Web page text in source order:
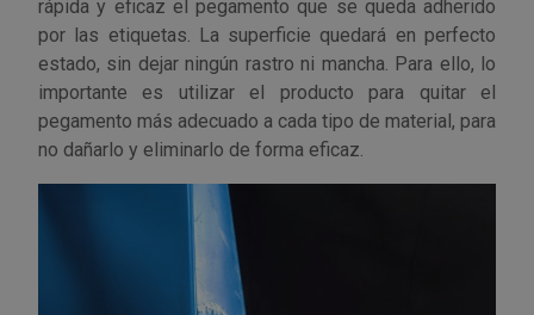
rápida y eficaz el pegamento que se queda adherido
por las etiquetas. La superficie quedará en perfecto
estado, sin dejar ningún rastro ni mancha. Para ello, lo
importante es utilizar el producto para quitar el
pegamento más adecuado a cada tipo de material, para
no dañarlo y eliminarlo de forma eficaz.